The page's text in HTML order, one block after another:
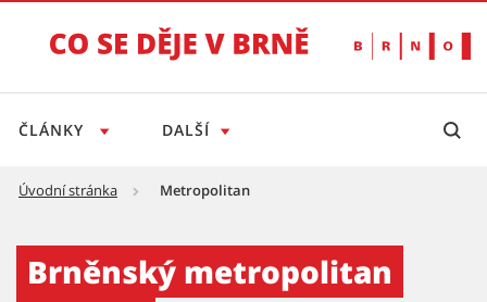
ČLÁNKY DALŠÍ
Úvodní stránka Metropolitan
Brněnský metropolitan